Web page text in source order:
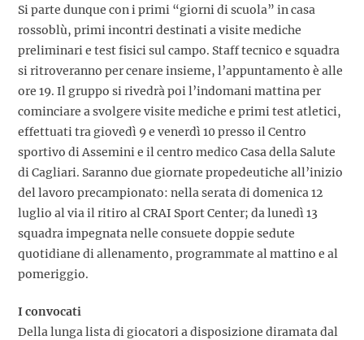
Si parte dunque con i primi “giorni di scuola” in casa
rossoblù, primi incontri destinati a visite mediche
preliminari e test fisici sul campo. Staff tecnico e squadra
si ritroveranno per cenare insieme, l’appuntamento è alle
ore 19. Il gruppo si rivedrà poi l’indomani mattina per
cominciare a svolgere visite mediche e primi test atletici,
effettuati tra giovedì 9 e venerdì 10 presso il Centro
sportivo di Assemini e il centro medico Casa della Salute
di Cagliari. Saranno due giornate propedeutiche all’inizio
del lavoro precampionato: nella serata di domenica 12
luglio al via il ritiro al CRAI Sport Center; da lunedì 13
squadra impegnata nelle consuete doppie sedute
quotidiane di allenamento, programmate al mattino e al
pomeriggio.
I convocati
Della lunga lista di giocatori a disposizione diramata dal